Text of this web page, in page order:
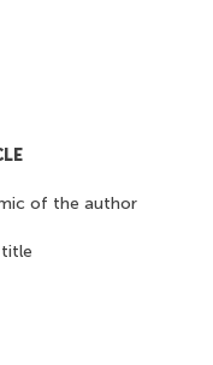
of the author